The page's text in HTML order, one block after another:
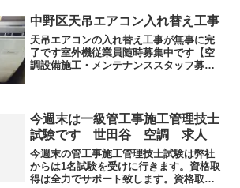
中野区天吊エアコン入れ替え工事
天吊エアコンの入れ替え工事が無事に完
了です室外機従業員随時募集中です【空
調設備施工・メンテナンススタッフ募
10...
今週末は一級管工事施工管理技士
試験です 世田谷 空調 求人
今週末の管工事施工管理技士試験は弊社
からは1名試験を受けに行きます。資格取
得は全力でサポート致します。資格取得